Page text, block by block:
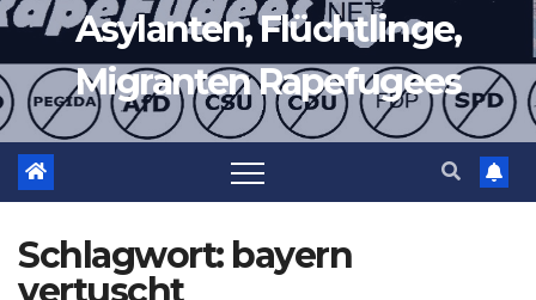
Asylanten, Flüchtlinge,
Migranten Rapefugees
Schlagwort: bayern
vertuscht